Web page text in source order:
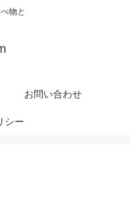
物と
お問い合わせ
シー